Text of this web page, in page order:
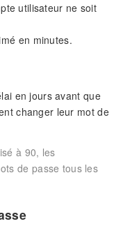
utilisateur ne soit
en minutes.
en jours avant que
changer leur mot de
à 90, les
de passe tous les